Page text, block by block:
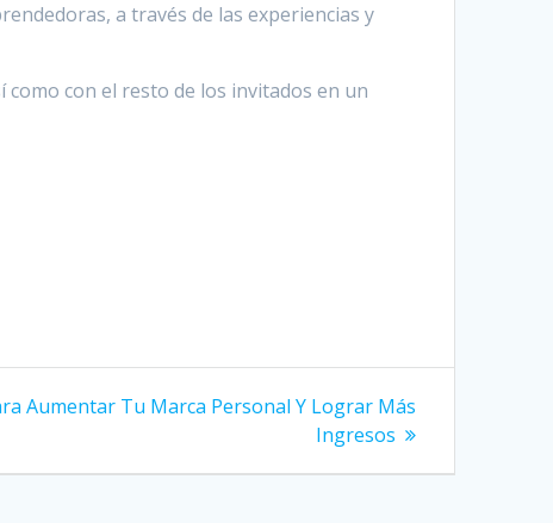
a través de las experiencias y
con el resto de los invitados en un
Aumentar Tu Marca Personal Y Lograr Más
Ingresos